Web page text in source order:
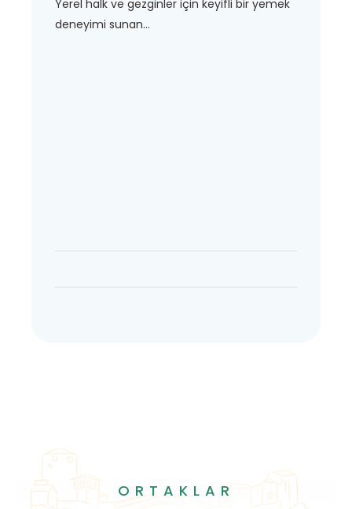
Yerel halk ve gezginler için keyifli bir yemek
deneyimi sunan...
ORTAKLAR